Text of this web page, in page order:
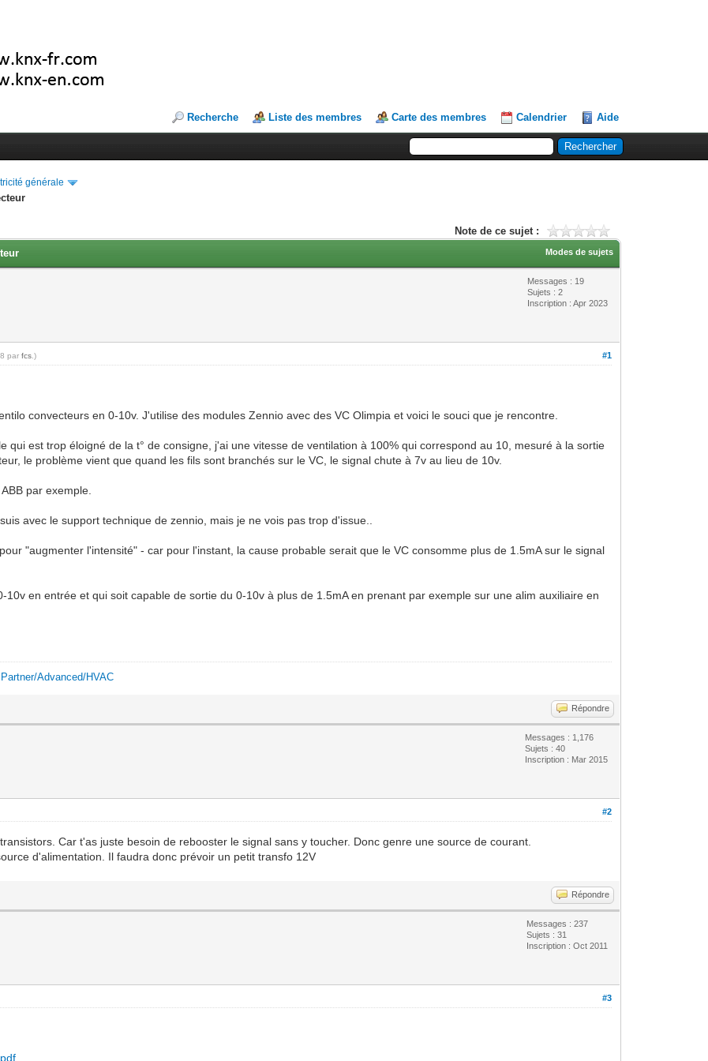
Recherche Liste des membres Carte des membres Calendrier Aide
générale
Note de ce sujet :
Modes de sujets
Messages : 19
Sujets : 2
Inscription : Apr 2023
#1
parfcs .)
convecteurs en 0-10v. J'utilise des modules Zennio avec des VC Olimpia et voici le souci que je rencontre.
qui est trop éloigné de la t° de consigne, j'ai une vitesse de ventilation à 100% qui correspond au 10, mesuré à la sortie
le problème vient que quand les fils sont branchés sur le VC, le signal chute à 7v au lieu de 10v.
par exemple.
avec le support technique de zennio, mais je ne vois pas trop d'issue..
"augmenter l'intensité" - car pour l'instant, la cause probable serait que le VC consomme plus de 1.5mA sur le signal
en entrée et qui soit capable de sortie du 0-10v à plus de 1.5mA en prenant par exemple sur une alim auxiliaire en
Advanced/HVAC
Répondre
Messages : 1,176
Sujets : 40
Inscription : Mar 2015
#2
Car t'as juste besoin de rebooster le signal sans y toucher. Donc genre une source de courant.
d'alimentation. Il faudra donc prévoir un petit transfo 12V
Répondre
Messages : 237
Sujets : 31
Inscription : Oct 2011
#3